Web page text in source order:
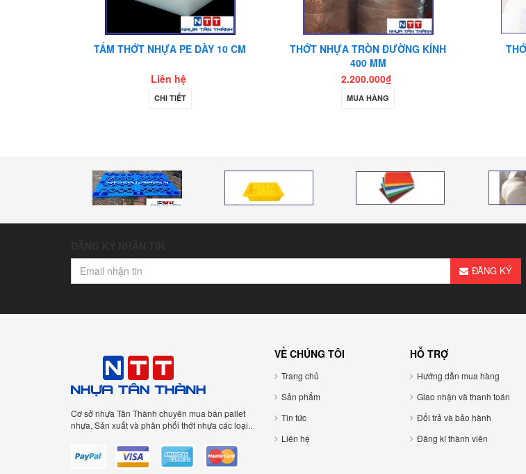
TẤM THỚT NHỰA PE DÀY 10 CM
Liên hệ
CHI TIẾT
THỚT NHỰA TRÒN ĐƯỜNG KÍNH
400 MM
2.200.000₫
MUA HÀNG
ĐĂNG KÝ
Cơ sở nhựa Tân Thành chuyên mua bán pallet
nhựa, Sản xuất và phân phối thớt nhựa các loại..
VỀ CHÚNG TÔI
Trang chủ
Sản phẩm
Tin tức
Liên hệ
HỖ TRỢ
Hướng dẫn mua hàng
Giao nhận và thanh toán
Đổi trả và bảo hành
Đăng kí thành viên